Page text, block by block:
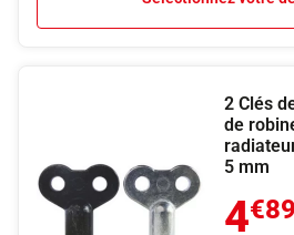
2 Clés
de
5 mm
4€89